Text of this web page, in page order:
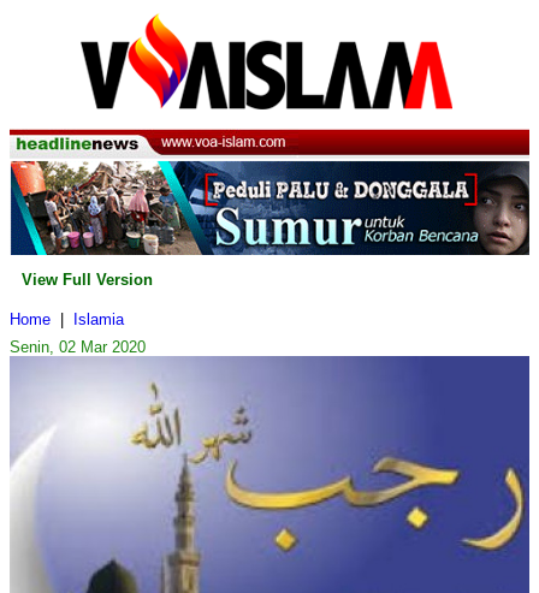
View Full Version
Home
Islamia
Senin, 02 Mar 2020